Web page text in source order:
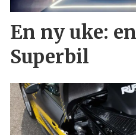
En ny uke:
Superbil